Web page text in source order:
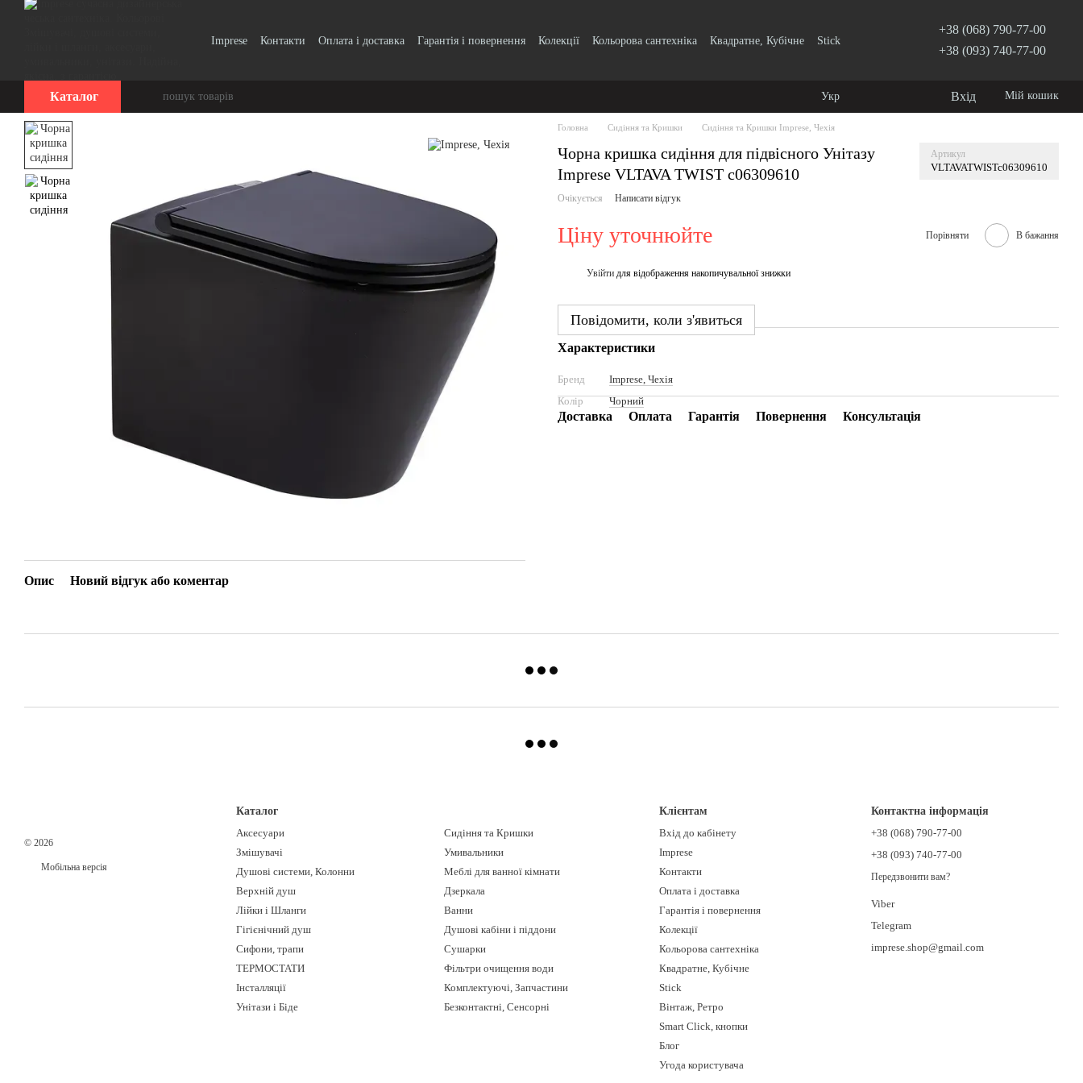
Перейти до основного контенту
Imprese Контакти Оплата і доставка Гарантія і повернення Колекції Кольорова сантехніка Квадратне, Кубічне
Stick
+38 (068) 790-77-00
+38 (093) 740-77-00
Каталог Укр Вхід Мій кошик
Опис Новий відгук або коментар
Головна Сидіння та Кришки Сидіння та Кришки Imprese, Чехія
Чорна кришка сидіння для підвісного Унітазу
Imprese VLTAVA TWIST c06309610
Артикул
VLTAVATWISTc06309610
Очікується Написати відгук
Ціну уточнюйте Порівняти В бажання
Увійти для відображення накопичувальної знижки
Повідомити, коли з'явиться
Характеристики
Бренд
Imprese, Чехія
Колір
Чорний
Доставка Оплата Гарантія Повернення Консультація
© 2026
Мобільна версія
Каталог
Аксесуари
Змішувачі
Душові системи, Колонни
Верхній душ
Лійки і Шланги
Гігієнічний душ
Сифони, трапи
ТЕРМОСТАТИ
Інсталляції
Унітази і Біде
Сидіння та Кришки
Умивальники
Меблі для ванної кімнати
Дзеркала
Ванни
Душові кабіни і піддони
Сушарки
Фільтри очищення води
Комплектуючі, Запчастини
Безконтактні, Сенсорні
Клієнтам
Вхід до кабінету
Imprese
Контакти
Оплата і доставка
Гарантія і повернення
Колекції
Кольорова сантехніка
Квадратне, Кубічне
Stick
Вінтаж, Ретро
Smart Click, кнопки
Блог
Угода користувача
Контактна інформація
+38 (068) 790-77-00
+38 (093) 740-77-00
Передзвонити вам?
Viber
Telegram
imprese.shop@gmail.com